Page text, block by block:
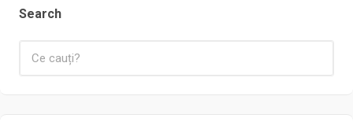
Search